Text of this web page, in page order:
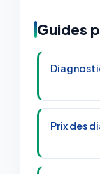
Guides
Prix des